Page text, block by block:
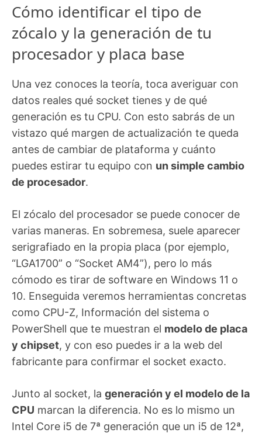
Cómo identificar el tipo de
zócalo y la generación de tu
procesador y placa base
Una vez conoces la teoría, toca averiguar con
datos reales qué socket tienes y de qué
generación es tu CPU. Con esto sabrás de un
vistazo qué margen de actualización te queda
antes de cambiar de plataforma y cuánto
puedes estirar tu equipo con un simple cambio
de procesador.
El zócalo del procesador se puede conocer de
varias maneras. En sobremesa, suele aparecer
serigrafiado en la propia placa (por ejemplo,
“LGA1700” o “Socket AM4”), pero lo más
cómodo es tirar de software en Windows 11 o
10. Enseguida veremos herramientas concretas
como CPU-Z, Información del sistema o
PowerShell que te muestran el modelo de placa
y chipset, y con eso puedes ir a la web del
fabricante para confirmar el socket exacto.
Junto al socket, la generación y el modelo de la
CPU marcan la diferencia. No es lo mismo un
Intel Core i5 de 7ª generación que un i5 de 12ª,